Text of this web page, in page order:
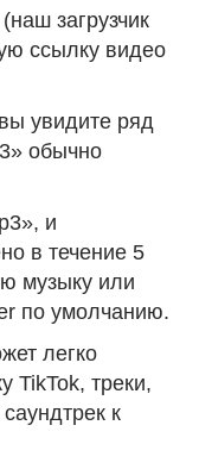
загрузчик
ссылку видео
увидите ряд
обычно
и
в течение 5
музыку или
по умолчанию.
легко
TikTok, треки,
к